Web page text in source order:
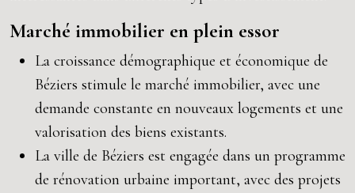
Marché immobilier en plein essor
La croissance démographique et économique de
Béziers stimule le marché immobilier, avec une
demande constante en nouveaux logements et une
valorisation des biens existants.
La ville de Béziers est engagée dans un programme
de rénovation urbaine important, avec des projets